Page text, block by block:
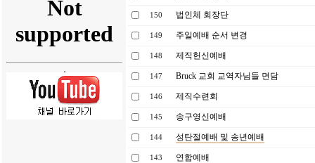
150 법인체 회장단
149 주일예배 순서 변경
148 제직헌신예배
147 Bruck 교회 교역자님들 면담
146 제직수련회
145 송구영신예배
144 성탄절예배 및 송년예배
143 연합예배